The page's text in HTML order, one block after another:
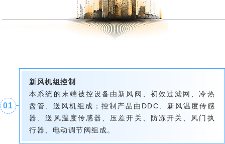
01
新风机组控制
本系统的末端被控设备由新风阀、初效过滤网、冷热
盘管、送风机组成；控制产品由DDC、新风温度传感
器、送风温度传感器、压差开关、防冻开关、风门执
行器、电动调节阀组成。